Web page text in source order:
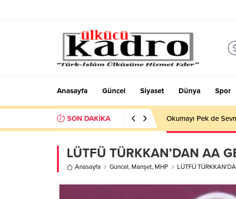
Anasayfa Güncel Siyaset Dünya Spor
SON DAKİKA Okumayı Pek de
LÜTFÜ TÜRKKAN’DAN AA
Anasayfa Güncel, Manşet, MHP LÜTFÜ